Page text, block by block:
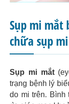
Sụp mi mắt
chữa sụp
Sụp mi mắt
trạng bệnh lý
do mi trên.